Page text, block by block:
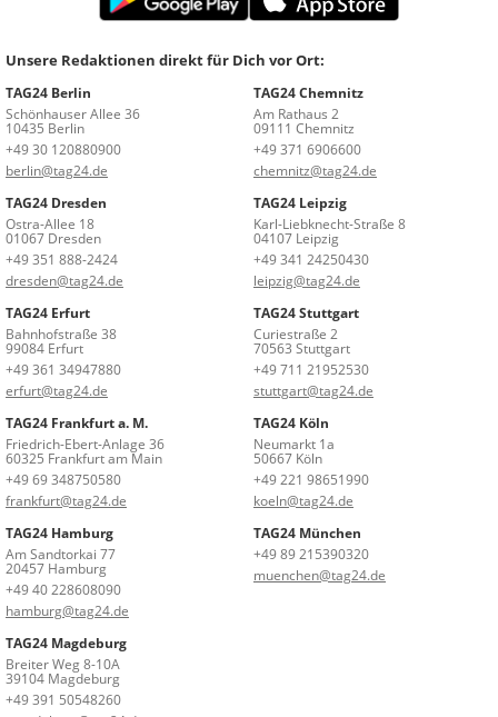
Unsere Redaktionen direkt für Dich vor Ort:
TAG24 Berlin
Schönhauser Allee 36
10435 Berlin
+49 30 120880900
berlin@tag24.de
TAG24 Chemnitz
Am Rathaus 2
09111 Chemnitz
+49 371 6906600
chemnitz@tag24.de
TAG24 Dresden
Ostra-Allee 18
01067 Dresden
+49 351 888-2424
dresden@tag24.de
TAG24 Leipzig
Karl-Liebknecht-Straße 8
04107 Leipzig
+49 341 24250430
leipzig@tag24.de
TAG24 Erfurt
Bahnhofstraße 38
99084 Erfurt
+49 361 34947880
erfurt@tag24.de
TAG24 Stuttgart
Curiestraße 2
70563 Stuttgart
+49 711 21952530
stuttgart@tag24.de
TAG24 Frankfurt a. M.
Friedrich-Ebert-Anlage 36
60325 Frankfurt am Main
+49 69 348750580
frankfurt@tag24.de
TAG24 Köln
Neumarkt 1a
50667 Köln
+49 221 98651990
koeln@tag24.de
TAG24 Hamburg
Am Sandtorkai 77
20457 Hamburg
+49 40 228608090
hamburg@tag24.de
TAG24 München
+49 89 215390320
muenchen@tag24.de
TAG24 Magdeburg
Breiter Weg 8-10A
39104 Magdeburg
+49 391 50548260